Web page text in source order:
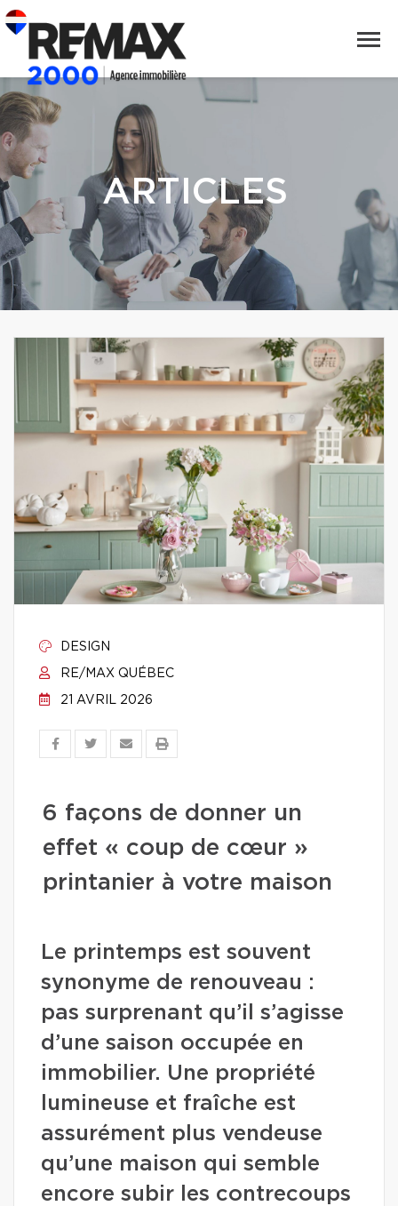
ARTICLES
DESIGN
RE/MAX QUÉBEC
21 AVRIL 2026
6 façons de donner un
effet « coup de cœur »
printanier à votre maison
Le printemps est souvent
synonyme de renouveau :
pas surprenant qu’il s’agisse
d’une saison occupée en
immobilier. Une propriété
lumineuse et fraîche est
assurément plus vendeuse
qu’une maison qui semble
encore subir les contrecoups